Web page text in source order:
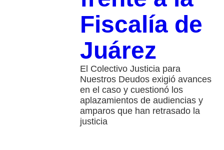
Fiscalía de
Juárez
El Colectivo Justicia para
Nuestros Deudos exigió avances
en el caso y cuestionó los
aplazamientos de audiencias y
amparos que han retrasado la
justicia